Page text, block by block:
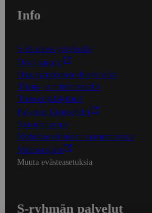
Info
S-Business yrityksille
Oiva-raportit
Osuuskauppojen yhteystiedot
Tilaus- ja toimitusehdot
Tietosuojakäytäntö
Palvelun käyttöehdot
Saavutettavuus
Mobiilisovelluksen saavutettavuus
Mainostajalle
Muuta evästeasetuksia
S-ryhmän palvelut